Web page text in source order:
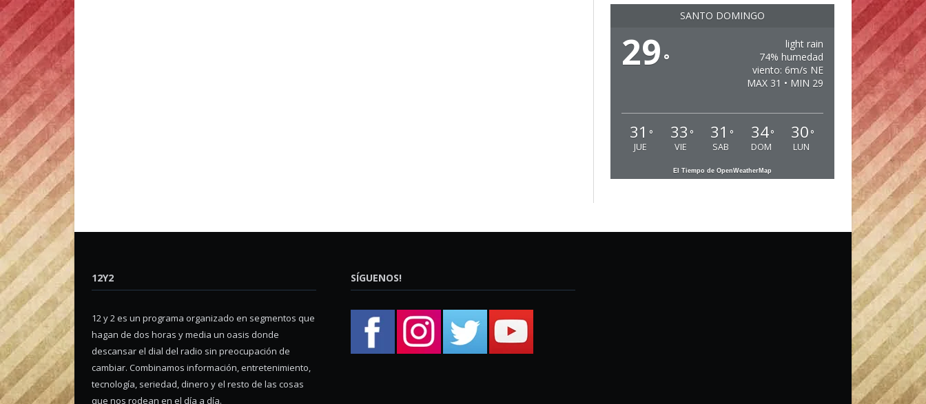
SANTO DOMINGO
29 °
light rain
74% humedad
viento: 6m/s NE
MAX 31 • MIN 29
31 °
JUE
33 °
VIE
31 °
SAB
34°
DOM
30 °
LUN
El Tiempo de OpenWeatherMap
12Y2
12 y 2 es un programa organizado en segmentos que
hagan de dos horas y media un oasis donde
descansar el dial del radio sin preocupación de
cambiar. Combinamos información, entretenimiento,
tecnología, seriedad, dinero y el resto de las cosas
que nos rodean en el día a día.
SÍGUENOS!